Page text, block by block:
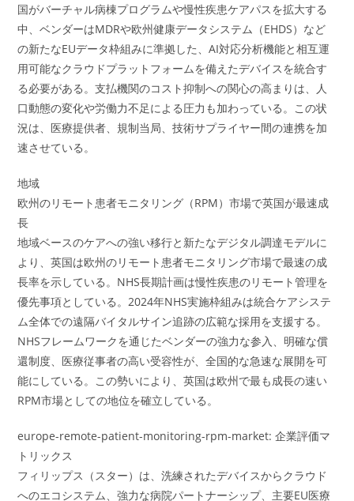
国がバーチャル病棟プログラムや慢性疾患ケアパスを拡大する
中、ベンダーはMDRや欧州健康データシステム（EHDS）など
の新たなEUデータ枠組みに準拠した、AI対応分析機能と相互運
用可能なクラウドプラットフォームを備えたデバイスを統合す
る必要がある。支払機関のコスト抑制への関心の高まりは、人
口動態の変化や労働力不足による圧力も加わっている。この状
況は、医療提供者、規制当局、技術サプライヤー間の連携を加
速させている。
地域
欧州のリモート患者モニタリング（RPM）市場で英国が最速成
長
地域ベースのケアへの強い移行と新たなデジタル調達モデルに
より、英国は欧州のリモート患者モニタリング市場で最速の成
長率を示している。NHS長期計画は慢性疾患のリモート管理を
優先事項としている。2024年NHS実施枠組みは統合ケアシステ
ム全体での遠隔バイタルサイン追跡の広範な採用を支援する。
NHSフレームワークを通じたベンダーの強力な参入、明確な償
還制度、医療従事者の高い受容性が、全国的な急速な展開を可
能にしている。この勢いにより、英国は欧州で最も成長の速い
RPM市場としての地位を確立している。
europe-remote-patient-monitoring-rpm-market: 企業評価マ
トリックス
フィリップス（スター）は、洗練されたデバイスからクラウド
へのエコシステム、強力な病院パートナーシップ、主要EU医療